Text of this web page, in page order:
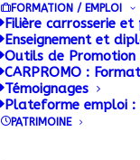
FORMATION / EMPLOI
Filière carrosserie
Enseignement et
Outils de Promotion
CARPROMO :
Témoignages
Plateforme emploi :
PATRIMOINE
déjà en service
Par ailleurs, Patrick
tous les
les organisateurs
absent (avec ses